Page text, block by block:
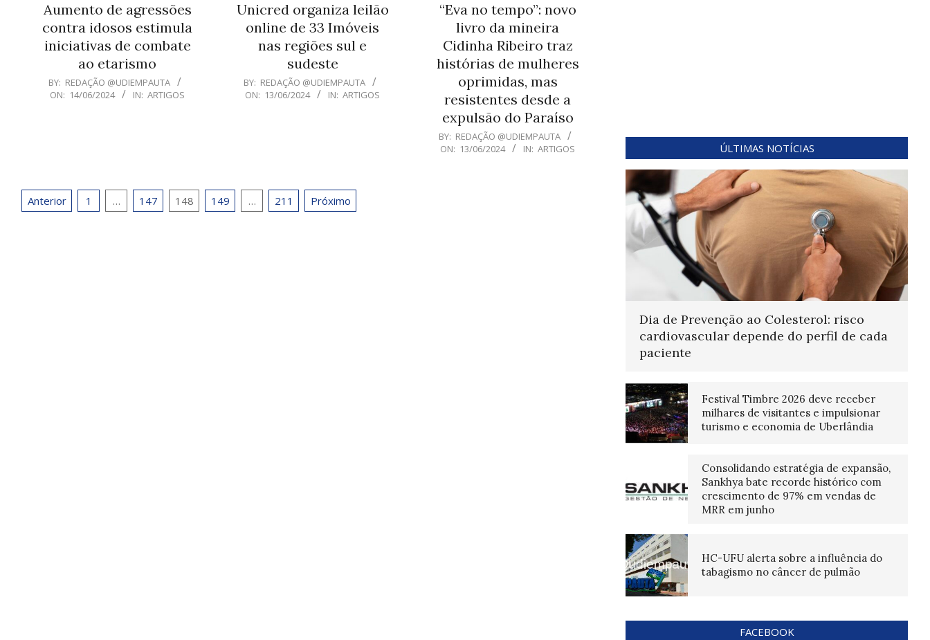
Aumento de agressões
contra idosos estimula
iniciativas de combate
ao etarismo
2024-
06-
BY: REDAÇÃO @UDIEMPAUTA
ON: 14/06/2024 IN: ARTIGOS
Unicred organiza leilão
online de 33 Imóveis
nas regiões sul e
sudeste
2024-
06-
BY: REDAÇÃO @UDIEMPAUTA
ON: 13/06/2024 IN: ARTIGOS
“Eva no tempo”: novo
livro da mineira
Cidinha Ribeiro traz
histórias de mulheres
oprimidas, mas
resistentes desde a
expulsão do Paraíso
2024-
06-
BY: REDAÇÃO @UDIEMPAUTA
ON: 13/06/2024 IN: ARTIGOS
Paginação
Anterior 1 … 147 148 149 … 211 Próximo
ÚLTIMAS NOTÍCIAS
Dia de Prevenção ao Colesterol: risco
cardiovascular depende do perfil de cada
paciente
Festival Timbre 2026 deve receber
milhares de visitantes e impulsionar
turismo e economia de Uberlândia
Consolidando estratégia de expansão,
Sankhya bate recorde histórico com
crescimento de 97% em vendas de
MRR em junho
HC-UFU alerta sobre a influência do
tabagismo no câncer de pulmão
FACEBOOK